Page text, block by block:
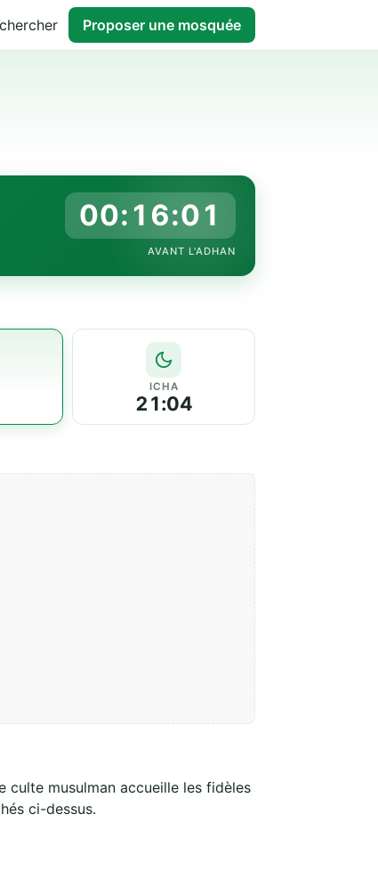
Proposer une mosquée
00:16:00
AVANT L'ADHAN
ICHA
21:04
ci-dessus.